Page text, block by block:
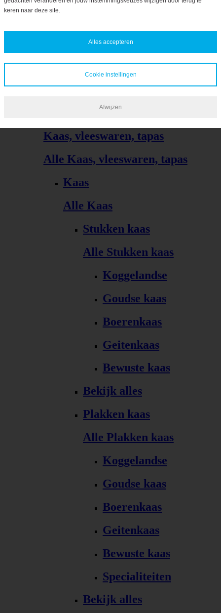
Bekijk alles
Biologisch
Bekijk alles
Kaas, vleeswaren, tapas
Alle Kaas, vleeswaren, tapas
Kaas
Alle Kaas
Stukken kaas
Alle Stukken kaas
Koggelandse
Goudse kaas
Boerenkaas
Geitenkaas
Bewuste kaas
Bekijk alles
Plakken kaas
Alle Plakken kaas
Koggelandse
Goudse kaas
Boerenkaas
Geitenkaas
Bewuste kaas
Specialiteiten
Bekijk alles
keren naar deze site.
Alles accepteren
Cookie instellingen
Afwijzen